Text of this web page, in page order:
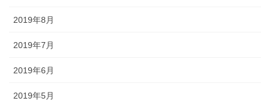
2019年8月
2019年7月
2019年6月
2019年5月